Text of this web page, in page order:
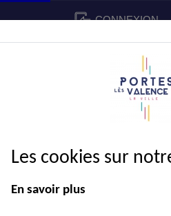
CONNEXION
CADRE DE
Les cookies sur
En savoir plus